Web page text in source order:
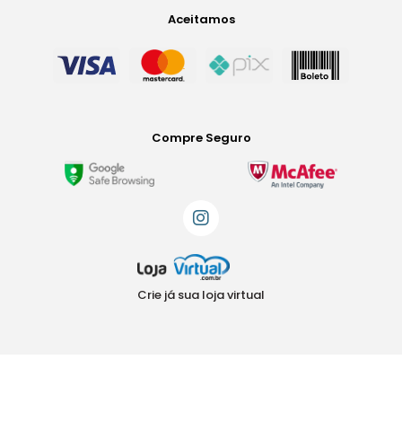
Aceitamos
Compre Seguro
Crie já sua loja virtual